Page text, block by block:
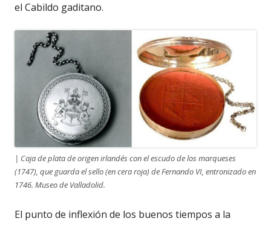
el Cabildo gaditano.
| Caja de plata de origen irlandés con el escudo de los marqueses
(1747), que guarda el sello (en cera roja) de Fernando VI, entronizado en
1746. Museo de Valladolid.
El punto de inflexión de los buenos tiempos a la